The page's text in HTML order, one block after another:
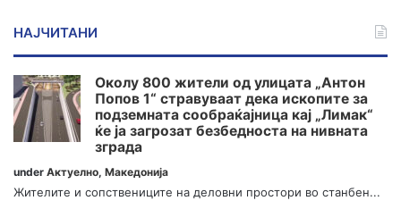
НАЈЧИТАНИ
Околу 800 жители од улицата „Антон
Попов 1“ стравуваат дека ископите за
подземната сообраќајница кај „Лимак“
ќе ја загрозат безбедноста на нивната
зграда
under Актуелно, Македонија
Жителите и сопствениците на деловни простори во станбен...